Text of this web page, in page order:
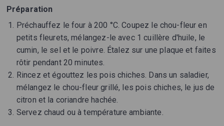
Préparation
Préchauffez le four à 200 °C. Coupez le chou-fleur en
petits fleurets, mélangez-le avec 1 cuillère d'huile, le
cumin, le sel et le poivre. Étalez sur une plaque et faites
rôtir pendant 20 minutes.
Rincez et égouttez les pois chiches. Dans un saladier,
mélangez le chou-fleur grillé, les pois chiches, le jus de
citron et la coriandre hachée.
Servez chaud ou à température ambiante.